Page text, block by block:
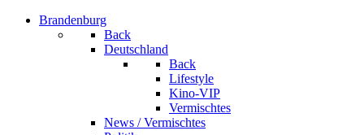
Brandenburg
Back
Deutschland
Back
Lifestyle
Kino-VIP
Vermischtes
News / Vermischtes